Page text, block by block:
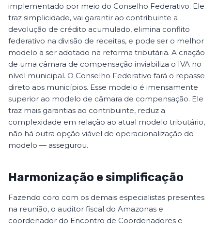
implementado por meio do Conselho Federativo. Ele
traz simplicidade, vai garantir ao contribuinte a
devolução de crédito acumulado, elimina conflito
federativo na divisão de receitas, e pode ser o melhor
modelo a ser adotado na reforma tributária. A criação
de uma câmara de compensação inviabiliza o IVA no
nível municipal. O Conselho Federativo fará o repasse
direto aos municípios. Esse modelo é imensamente
superior ao modelo de câmara de compensação. Ele
traz mais garantias ao contribuinte, reduz a
complexidade em relação ao atual modelo tributário,
não há outra opção viável de operacionalização do
modelo — assegurou.
Harmonização e simplificação
Fazendo coro com os demais especialistas presentes
na reunião, o auditor fiscal do Amazonas e
coordenador do Encontro de Coordenadores e